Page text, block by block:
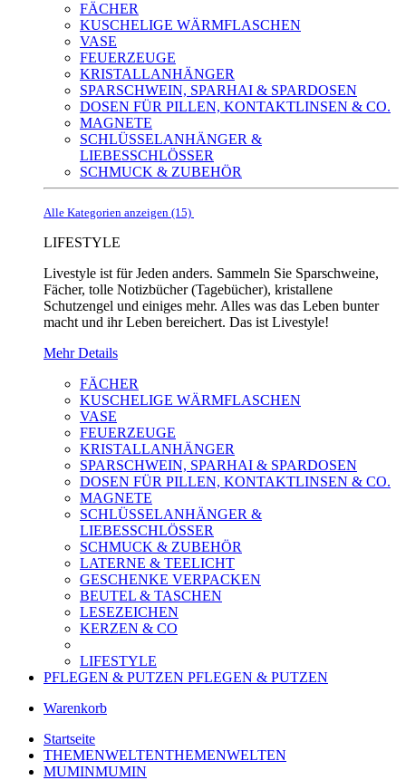
FÄCHER
KUSCHELIGE WÄRMFLASCHEN
VASE
FEUERZEUGE
KRISTALLANHÄNGER
SPARSCHWEIN, SPARHAI & SPARDOSEN
DOSEN FÜR PILLEN, KONTAKTLINSEN & CO.
MAGNETE
SCHLÜSSELANHÄNGER &
LIEBESSCHLÖSSER
SCHMUCK & ZUBEHÖR
Alle Kategorien anzeigen (15)
LIFESTYLE
Livestyle ist für Jeden anders. Sammeln Sie Sparschweine,
Fächer, tolle Notizbücher (Tagebücher), kristallene
Schutzengel und einiges mehr. Alles was das Leben bunter
macht und ihr Leben bereichert. Das ist Livestyle!
Mehr Details
FÄCHER
KUSCHELIGE WÄRMFLASCHEN
VASE
FEUERZEUGE
KRISTALLANHÄNGER
SPARSCHWEIN, SPARHAI & SPARDOSEN
DOSEN FÜR PILLEN, KONTAKTLINSEN & CO.
MAGNETE
SCHLÜSSELANHÄNGER &
LIEBESSCHLÖSSER
SCHMUCK & ZUBEHÖR
LATERNE & TEELICHT
GESCHENKE VERPACKEN
BEUTEL & TASCHEN
LESEZEICHEN
KERZEN & CO
LIFESTYLE
PFLEGEN & PUTZEN PFLEGEN & PUTZEN
Warenkorb
Startseite
THEMENWELTENTHEMENWELTEN
MUMINMUMIN